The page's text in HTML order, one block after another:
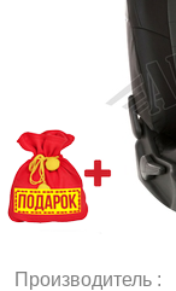
Производитель :